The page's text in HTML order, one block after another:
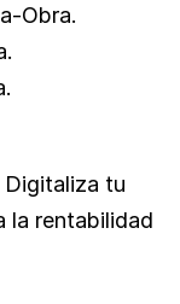
Obra.
Digitaliza tu
la rentabilidad